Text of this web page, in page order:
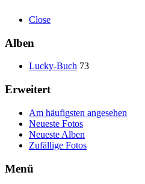
Close
Alben
Lucky-Buch 73
Erweitert
Am häufigsten angesehen
Neueste Fotos
Neueste Alben
Zufällige Fotos
Menü